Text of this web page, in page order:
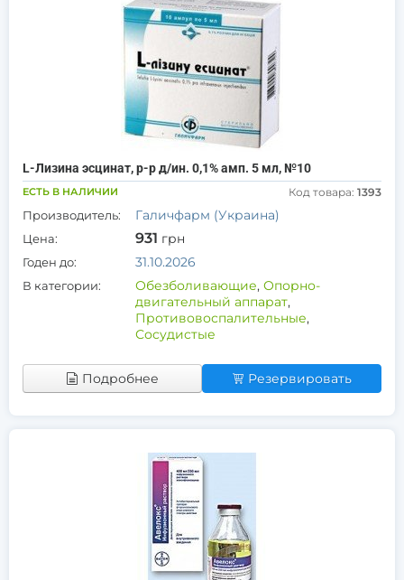
L-Лизина эсцинат, р-р д/ин. 0,1% амп. 5 мл, №10
ЕСТЬ В НАЛИЧИИ Код товара: 1393
Производитель: Галичфарм (Украина)
Цена: 931 грн
Годен до: 31.10.2026
В категории: Обезболивающие, Опорно-
двигательный аппарат,
Противовоспалительные,
Сосудистые
Подробнее Резервировать